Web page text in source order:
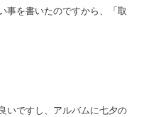
事を書いたのですから、「取
いですし、アルバムに七夕の